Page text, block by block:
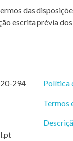
das
escrita prévia
294
Política
Termos